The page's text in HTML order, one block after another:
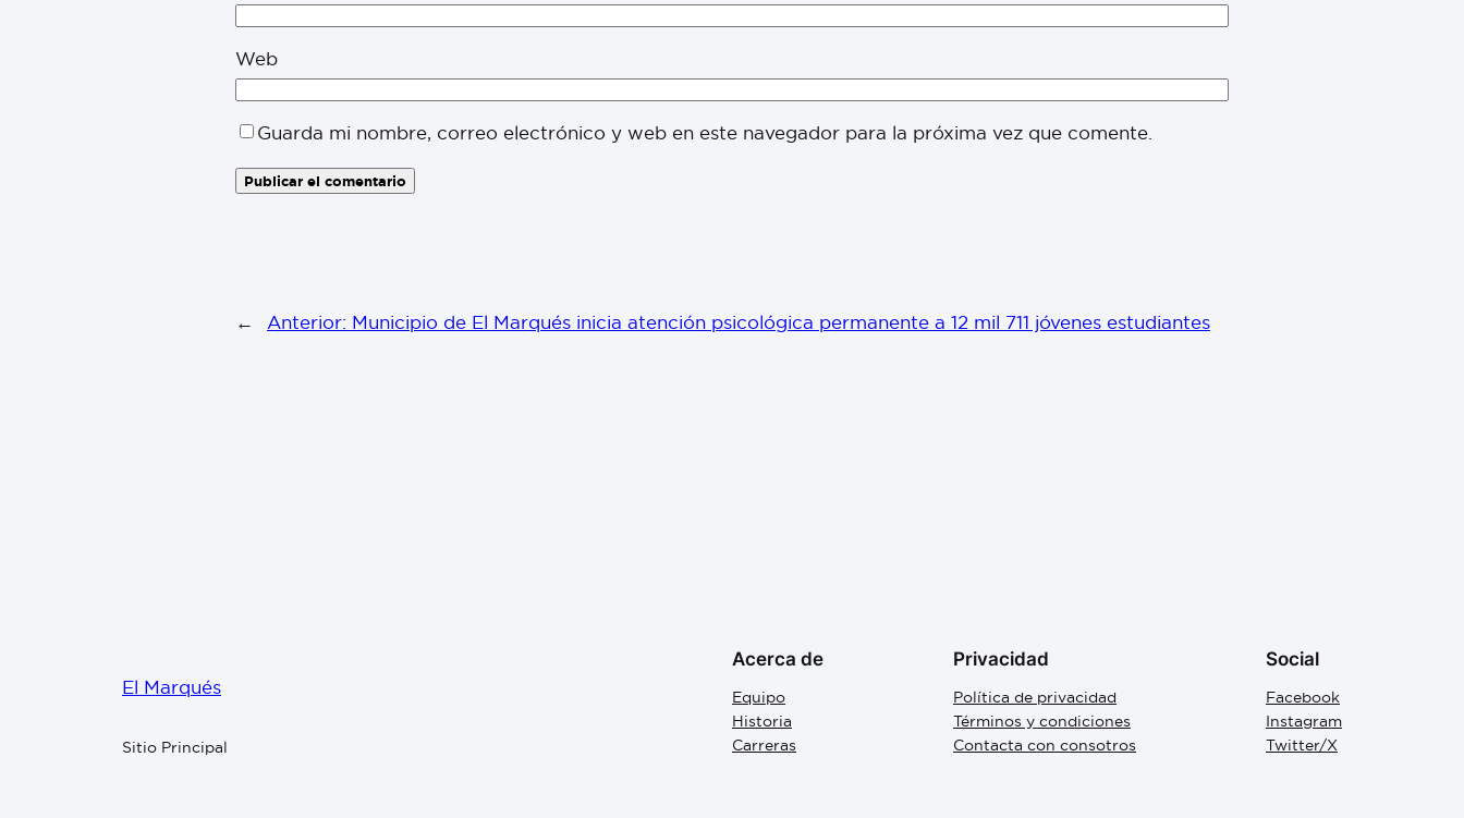
Web
Guarda mi nombre, correo electrónico y web en este navegador para la próxima vez que comente.
← Anterior: Municipio de El Marqués inicia atención psicológica permanente a 12 mil 711 jóvenes estudiantes
El Marqués
Sitio Principal
Acerca de
Equipo
Historia
Carreras
Privacidad
Política de privacidad
Términos y condiciones
Contacta con consotros
Social
Facebook
Instagram
Twitter/X